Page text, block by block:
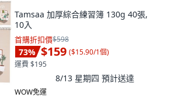
Tamsaa 加厚綜合練習簿 130g 40張,
10入
首購折扣價$598
73% $159 ($15.90/1個)
運費 $195
8/13 星期四 預計送達
WOW免運